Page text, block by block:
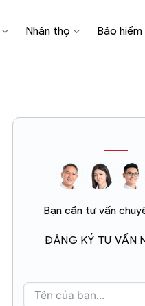
Nhân thọ Bảo hiểm
Bạn cần tư vấn
ĐĂNG KÝ TƯ VẤN